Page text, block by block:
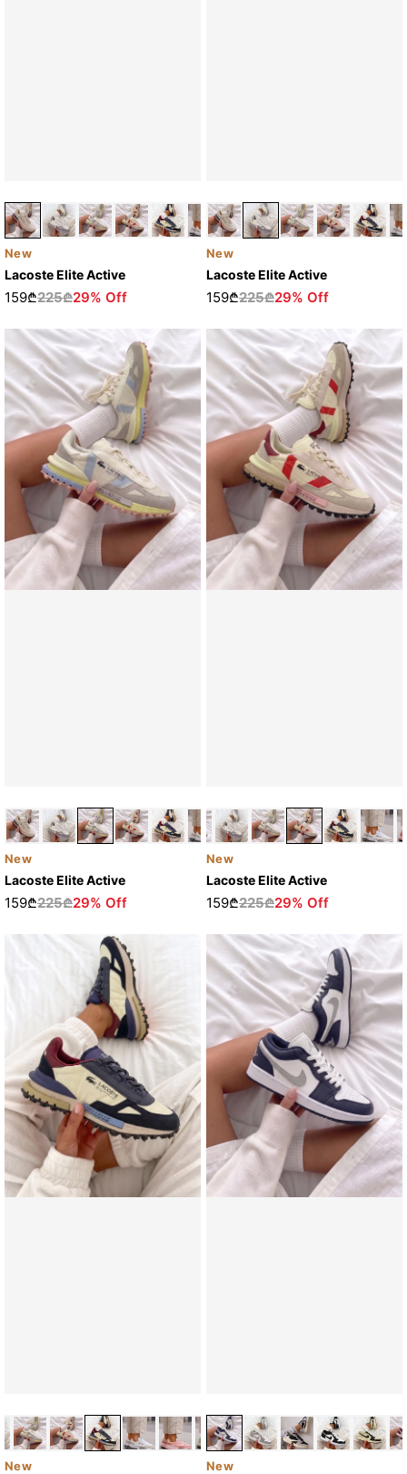
New
Lacoste Elite Active
159₾225₾29% Off
New
Lacoste Elite Active
159₾225₾29% Off
New
Lacoste Elite Active
159₾225₾29% Off
New
Lacoste Elite Active
159₾225₾29% Off
New New